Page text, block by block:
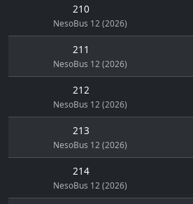
210
NesoBus 12 (2026)
211
NesoBus 12 (2026)
212
NesoBus 12 (2026)
213
NesoBus 12 (2026)
214
NesoBus 12 (2026)